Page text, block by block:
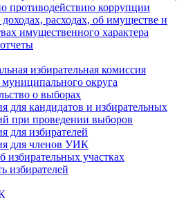
противодействию коррупции
расходах, об имуществе и
имущественного характера
избирательная комиссия
муниципального округа
о выборах
для кандидатов и избирательных
при проведении выборов
для избирателей
для членов УИК
избирательных участках
избирателей